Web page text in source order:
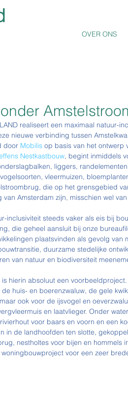
OVER ONS
realiseert een maximaal natuur-
nieuwe verbinding tussen
door Mobilis op basis van het ontwerp
Nestkastbouw, begint inmiddels
liggers,
vleermuizen,
die op het grensgebied
van Amsterdam zijn, misschien wel
inclusiviteit steeds vaker als eis bij
die geheel aansluit bij onze
plaatsvinden als gevolg
duurzame stedelijke
van natuur en biodiversiteit
hierin absoluut een
huis- en boerenzwaluw, de gele
ook voor de ijsvogel en
en laatvlieger. Onder
voor baars en voorn en een
in de landhoofden ten slotte,
nestholtes voor bijen en hommels
voor een zeer